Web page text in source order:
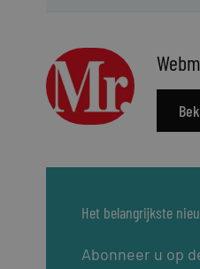
Het belangrijkste
Abonneer u op